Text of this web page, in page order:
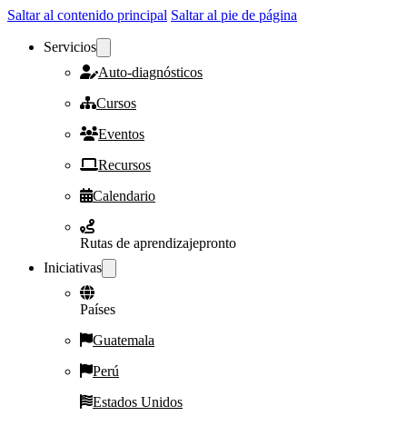
Saltar al contenido principal Saltar al pie de página
Servicios
Auto-diagnósticos
Cursos
Eventos
Recursos
Calendario
Rutas de aprendizajepronto
Iniciativas
Países
Guatemala
Perú
Estados Unidos